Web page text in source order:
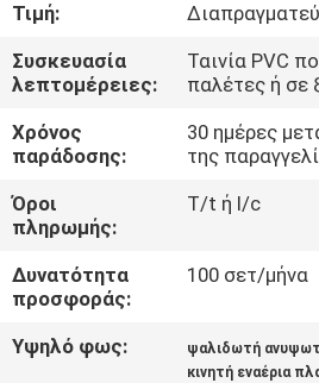
ΕΠΙΚΟΙΝΩΝΉΣΤΕ
ΜΑΖΊ
ΕΙΔΉΣΕΙΣ
ΖΗΤΉΣΤΕ
ΜΙΑ
ΠΡΟΣΦΟΡΆ
Τιμή:
Συσκευασία
λεπτομέρειες:
Ταινία PVC
παλέτες ή σε
Χρόνος
παράδοσης:
30 ημέρες
της
Όροι
πληρωμής:
T/t ή l/c
Δυνατότητα
προσφοράς:
100 σετ/μήνα
Υψηλό φως: ψαλιδωτή
κινητή εναέρια